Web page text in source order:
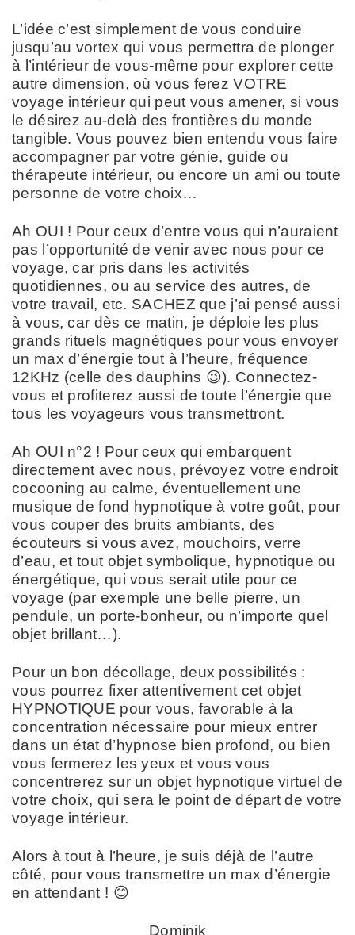
L’idée c’est simplement de vous conduire
jusqu’au vortex qui vous permettra de plonger
à l’intérieur de vous-même pour explorer cette
autre dimension, où vous ferez VOTRE
voyage intérieur qui peut vous amener, si vous
le désirez au-delà des frontières du monde
tangible. Vous pouvez bien entendu vous faire
accompagner par votre génie, guide ou
thérapeute intérieur, ou encore un ami ou toute
personne de votre choix…
Ah OUI ! Pour ceux d’entre vous qui n’auraient
pas l’opportunité de venir avec nous pour ce
voyage, car pris dans les activités
quotidiennes, ou au service des autres, de
votre travail, etc. SACHEZ que j’ai pensé aussi
à vous, car dès ce matin, je déploie les plus
grands rituels magnétiques pour vous envoyer
un max d’énergie tout à l’heure, fréquence
12KHz (celle des dauphins 😉). Connectez-
vous et profiterez aussi de toute l’énergie que
tous les voyageurs vous transmettront.
Ah OUI n°2 ! Pour ceux qui embarquent
directement avec nous, prévoyez votre endroit
cocooning au calme, éventuellement une
musique de fond hypnotique à votre goût, pour
vous couper des bruits ambiants, des
écouteurs si vous avez, mouchoirs, verre
d’eau, et tout objet symbolique, hypnotique ou
énergétique, qui vous serait utile pour ce
voyage (par exemple une belle pierre, un
pendule, un porte-bonheur, ou n’importe quel
objet brillant…).
Pour un bon décollage, deux possibilités :
vous pourrez fixer attentivement cet objet
HYPNOTIQUE pour vous, favorable à la
concentration nécessaire pour mieux entrer
dans un état d’hypnose bien profond, ou bien
vous fermerez les yeux et vous vous
concentrerez sur un objet hypnotique virtuel de
votre choix, qui sera le point de départ de votre
voyage intérieur.
Alors à tout à l’heure, je suis déjà de l’autre
côté, pour vous transmettre un max d’énergie
en attendant ! 😊
Dominik